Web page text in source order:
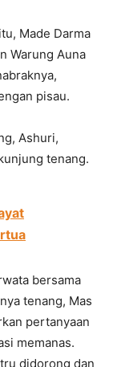
Made Darma
Warung Auna
pisau.
Ashuri,
tenang.
bersama
tenang, Mas
pertanyaan
memanas.
didorong dan